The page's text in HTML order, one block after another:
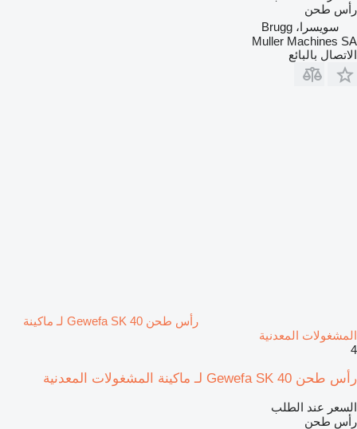
رأس طحن
سويسرا، Brugg
Muller Machines SA
الاتصال بالبائع
رأس طحن Gewefa SK 40 لـ ماكينة
المشغولات المعدنية
4
رأس طحن Gewefa SK 40 لـ ماكينة المشغولات المعدنية
السعر عند الطلب
رأس طحن